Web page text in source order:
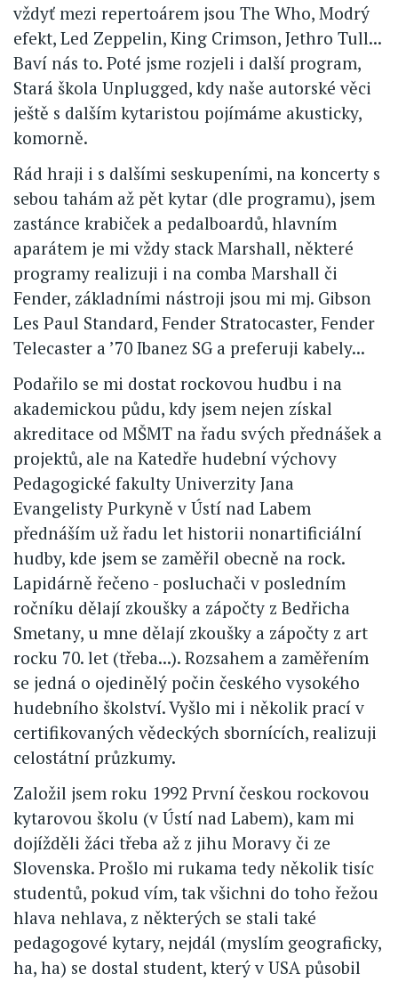
vždyť mezi repertoárem jsou The Who, Modrý
efekt, Led Zeppelin, King Crimson, Jethro Tull...
Baví nás to. Poté jsme rozjeli i další program,
Stará škola Unplugged, kdy naše autorské věci
ještě s dalším kytaristou pojímáme akusticky,
komorně.
Rád hraji i s dalšími seskupeními, na koncerty s
sebou tahám až pět kytar (dle programu), jsem
zastánce krabiček a pedalboardů, hlavním
aparátem je mi vždy stack Marshall, některé
programy realizuji i na comba Marshall či
Fender, základními nástroji jsou mi mj. Gibson
Les Paul Standard, Fender Stratocaster, Fender
Telecaster a ’70 Ibanez SG a preferuji kabely...
Podařilo se mi dostat rockovou hudbu i na
akademickou půdu, kdy jsem nejen získal
akreditace od MŠMT na řadu svých přednášek a
projektů, ale na Katedře hudební výchovy
Pedagogické fakulty Univerzity Jana
Evangelisty Purkyně v Ústí nad Labem
přednáším už řadu let historii nonartificiální
hudby, kde jsem se zaměřil obecně na rock.
Lapidárně řečeno - posluchači v posledním
ročníku dělají zkoušky a zápočty z Bedřicha
Smetany, u mne dělají zkoušky a zápočty z art
rocku 70. let (třeba...). Rozsahem a zaměřením
se jedná o ojedinělý počin českého vysokého
hudebního školství. Vyšlo mi i několik prací v
certifikovaných vědeckých sbornících, realizuji
celostátní průzkumy.
Založil jsem roku 1992 První českou rockovou
kytarovou školu (v Ústí nad Labem), kam mi
dojížděli žáci třeba až z jihu Moravy či ze
Slovenska. Prošlo mi rukama tedy několik tisíc
studentů, pokud vím, tak všichni do toho řežou
hlava nehlava, z některých se stali také
pedagogové kytary, nejdál (myslím geograficky,
ha, ha) se dostal student, který v USA působil